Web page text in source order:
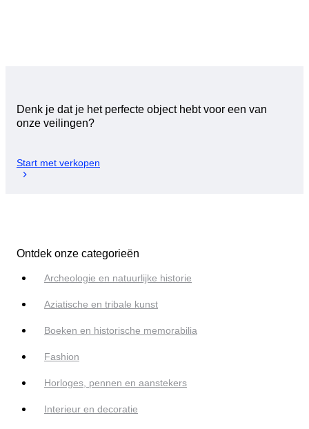
Denk je dat je het perfecte object hebt voor een van
onze veilingen?
Start met verkopen
Ontdek onze categorieën
Archeologie en natuurlijke historie
Aziatische en tribale kunst
Boeken en historische memorabilia
Fashion
Horloges, pennen en aanstekers
Interieur en decoratie